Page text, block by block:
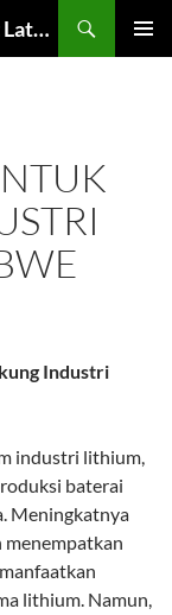
Indonesian Economy and Investment Latest News
Industri
industri lithium,
baterai
Meningkatnya
lithium. Namun,